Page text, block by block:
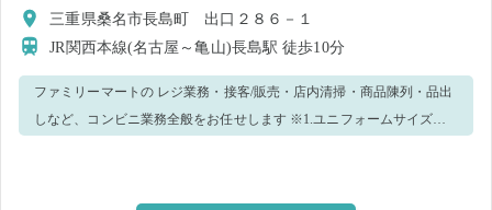
三重県桑名市長島町 出口２８６－１
JR関西本線(名古屋～亀山)長島駅徒歩10分
ファミリーマートの レジ業務・接客/販売・店内清掃・商品陳列・品出
しなど、コンビニ業務全般をお任せします ※1.ユニフォームサイズ確
出致します。 ※3.新型コロナウィルス感染予防策として、手洗い・消